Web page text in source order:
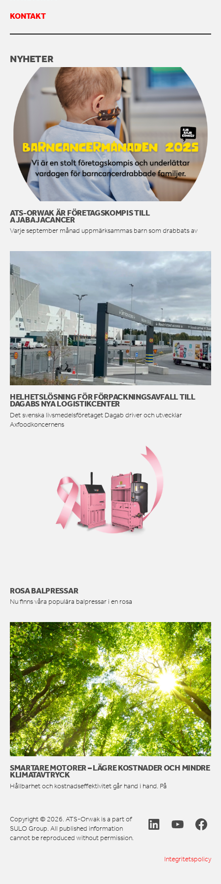
KONTAKTA OSS
KONTAKT
NYHETER
ATS-ORWAK ÄR FÖRETAGSKOMPIS TILL
AJABAJACANCER
Varje september månad uppmärksammas barn som drabbats av
HELHETSLÖSNING FÖR FÖRPACKNINGSAVFALL TILL
DAGABS NYA LOGISTIKCENTER
Det svenska livsmedelsföretaget Dagab driver och utvecklar
Axfoodkoncernens
ROSA BALPRESSAR
Nu finns våra populära balpressar i en rosa
SMARTARE MOTORER – LÄGRE KOSTNADER OCH MINDRE
KLIMATAVTRYCK
Hållbarhet och kostnadseffektivitet går hand i hand. På
Copyright © 2026. ATS-Orwak is a part of
SULO Group. All published information
cannot be reproduced without permission.
Integritetspolicy